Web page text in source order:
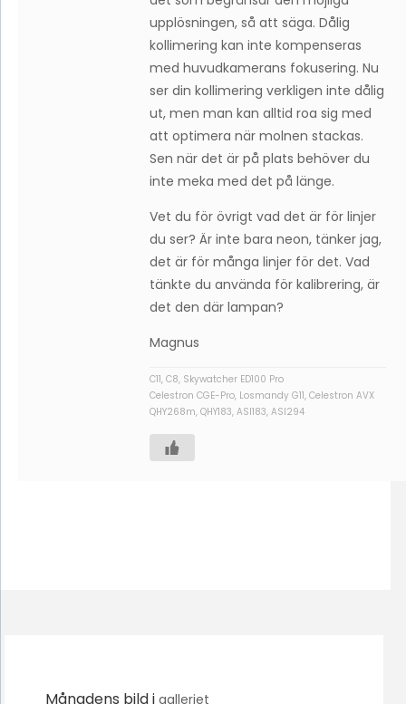
upplösningen, så att säga. Dålig
kollimering kan inte kompenseras
med huvudkamerans fokusering. Nu
ser din kollimering verkligen inte dålig
ut, men man kan alltid roa sig med
att optimera när molnen stackas.
Sen när det är på plats behöver du
inte meka med det på länge.
Vet du för övrigt vad det är för linjer
du ser? Är inte bara neon, tänker jag,
det är för många linjer för det. Vad
tänkte du använda för kalibrering, är
det den där lampan?
Magnus
C11, C8, Skywatcher ED100 Pro
Celestron CGE-Pro, Losmandy G11, Celestron AVX
QHY268m, QHY183, ASI183, ASI294
Månadens bild i galleriet